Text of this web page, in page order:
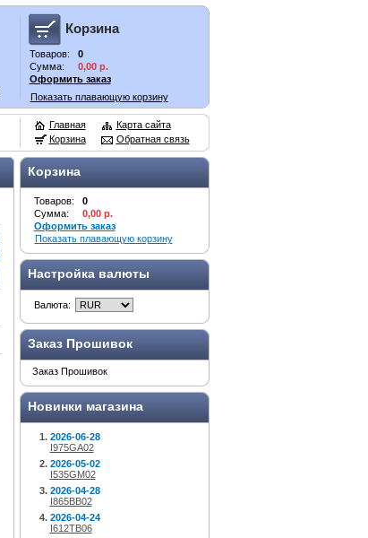
Корзина
Товаров:
0
Сумма:
0,00 р.
Оформить заказ
Показать плавающую корзину
Главная
Корзина
Карта сайта
Обратная связь
Корзина
Товаров:
0
Сумма:
0,00 р.
Оформить заказ
Показать плавающую корзину
Настройка валюты
Валюта:
Заказ Прошивок
Заказ Прошивок
Новинки магазина
2026-06-28
I975GA02
2026-05-02
I535GM02
2026-04-28
I865BB02
2026-04-24
I612TB06